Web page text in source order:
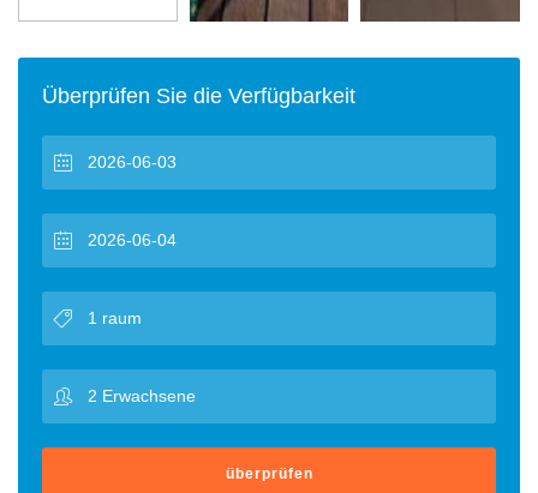
Überprüfen Sie die Verfügbarkeit
überprüfen